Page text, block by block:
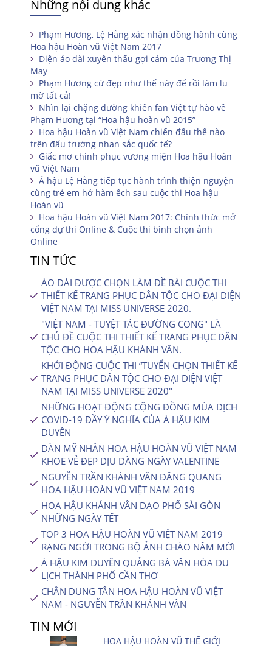
Những nội dung khác
Phạm Hương, Lệ Hằng xác nhận đồng hành cùng
Hoa hậu Hoàn vũ Việt Nam 2017
Diện áo dài xuyên thấu gợi cảm của Trương Thị
May
Phạm Hương cứ đẹp như thế này để rồi làm lu
mờ tất cả!
Nhìn lại chặng đường khiến fan Việt tự hào về
Phạm Hương tại “Hoa hậu hoàn vũ 2015”
Hoa hậu Hoàn vũ Việt Nam chiến đấu thế nào
trên đấu trường nhan sắc quốc tế?
Giấc mơ chinh phục vương miện Hoa hậu Hoàn
vũ Việt Nam
Á hậu Lệ Hằng tiếp tục hành trình thiện nguyện
cùng trẻ em hở hàm ếch sau cuộc thi Hoa hậu
Hoàn vũ
Hoa hậu Hoàn vũ Việt Nam 2017: Chính thức mở
cổng dự thi Online & Cuộc thi bình chọn ảnh
Online
TIN TỨC
ÁO DÀI ĐƯỢC CHỌN LÀM ĐỀ BÀI CUỘC THI
THIẾT KẾ TRANG PHỤC DÂN TỘC CHO ĐẠI DIỆN
VIỆT NAM TẠI MISS UNIVERSE 2020.
"VIỆT NAM - TUYỆT TÁC ĐƯỜNG CONG" LÀ
CHỦ ĐỀ CUỘC THI THIẾT KẾ TRANG PHỤC DÂN
TỘC CHO HOA HẬU KHÁNH VÂN.
KHỞI ĐỘNG CUỘC THI “TUYỂN CHỌN THIẾT KẾ
TRANG PHỤC DÂN TỘC CHO ĐẠI DIỆN VIỆT
NAM TẠI MISS UNIVERSE 2020″
NHỮNG HOẠT ĐỘNG CỘNG ĐỒNG MÙA DỊCH
COVID-19 ĐẦY Ý NGHĨA CỦA Á HẬU KIM
DUYÊN
DÀN MỸ NHÂN HOA HẬU HOÀN VŨ VIỆT NAM
KHOE VẺ ĐẸP DỊU DÀNG NGÀY VALENTINE
NGUYỄN TRẦN KHÁNH VÂN ĐĂNG QUANG
HOA HẬU HOÀN VŨ VIỆT NAM 2019
HOA HẬU KHÁNH VÂN DẠO PHỐ SÀI GÒN
NHỮNG NGÀY TẾT
TOP 3 HOA HẬU HOÀN VŨ VIỆT NAM 2019
RẠNG NGỜI TRONG BỘ ẢNH CHÀO NĂM MỚI
Á HẬU KIM DUYÊN QUẢNG BÁ VĂN HÓA DU
LỊCH THÀNH PHỐ CẦN THƠ
CHÂN DUNG TÂN HOA HẬU HOÀN VŨ VIỆT
NAM - NGUYỄN TRẦN KHÁNH VÂN
TIN MỚI
HOA HẬU HOÀN VŨ THẾ GIỚI